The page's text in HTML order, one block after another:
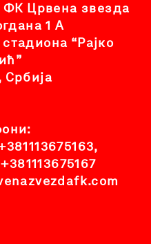
ФК Црвена звезда
1 А
“Рајко
Србија
,
+381113675167